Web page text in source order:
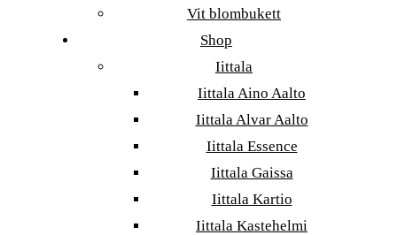
Vit blombukett
Shop
Iittala
Iittala Aino Aalto
Iittala Alvar Aalto
Iittala Essence
Iittala Gaissa
Iittala Kartio
Iittala Kastehelmi